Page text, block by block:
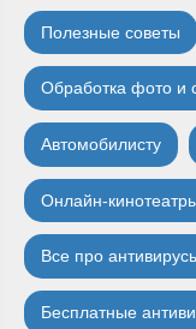
Полезные советы
Обработка фото и
Автомобилисту
Онлайн-
Все про
Бесплатные